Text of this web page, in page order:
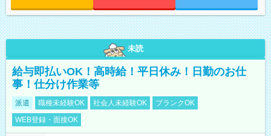
未読
給与即払いOK！高時給！平日休み！日勤のお仕
事！仕分け作業等
派遣 職種未経験OK 社会人未経験OK
ブランクOK
WEB登録・面接OK